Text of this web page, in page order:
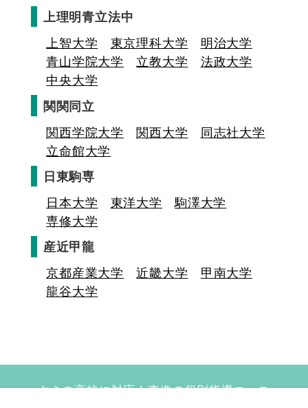
上理明青立法中
上智大学
東京理科大学
明治大学
青山学院大学
立教大学
法政大学
中央大学
関関同立
関西学院大学
関西大学
同志社大学
立命館大学
日東駒専
日本大学
東洋大学
駒澤大学
専修大学
産近甲龍
京都産業大学
近畿大学
甲南大学
龍谷大学
キミの高校に対応！東進の個別指導コース